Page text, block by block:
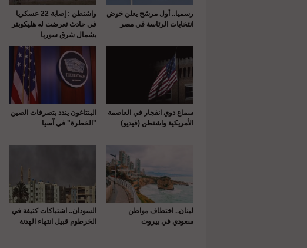
رسميا.. أول مرشح يعلن خوض
انتخابات الرئاسة في مصر
واشنطن : إصابة 22 عسكريا
في حادث تعرضت له هليكوبتر
بشمال شرق سوريا
سماع دوي انفجار في العاصمة
الأمريكية واشنطن (فيديو)
البنتاغون يندد بتصرفات الصين
"الخطرة" في آسيا
لبنان.. اختطاف مواطن
سعودي في بيروت
السودان.. اشتباكات كثيفة في
الخرطوم قبيل انتهاء الهدنة